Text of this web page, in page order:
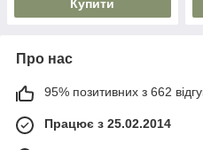
Купити
Про нас
95% позитивних з 662
Працює з 25.02.2014